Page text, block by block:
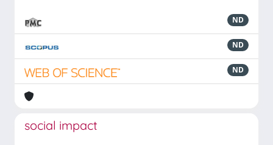
ND
ND
ND
social impact